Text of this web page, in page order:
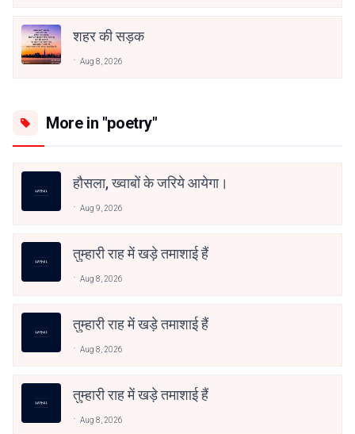
शहर की सड़क
Aug 8, 2026
More in "poetry"
हौसला, ख्वाबों के जरिये आयेगा।
Aug 9, 2026
तुम्हारी राह में खड़े तमाशाई हैं
Aug 8, 2026
तुम्हारी राह में खड़े तमाशाई हैं
Aug 8, 2026
तुम्हारी राह में खड़े तमाशाई हैं
Aug 8, 2026